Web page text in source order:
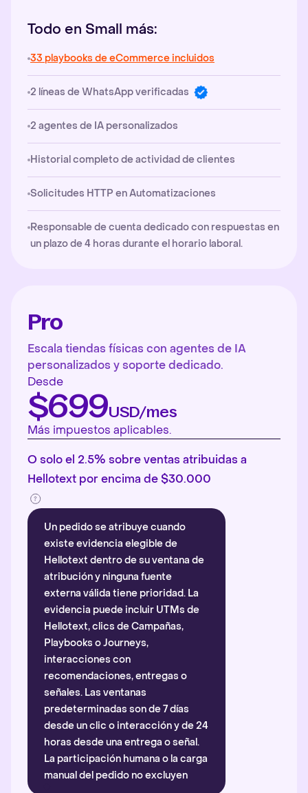
Todo en Small más:
33 playbooks de eCommerce incluidos
2 líneas de WhatsApp verificadas
2 agentes de IA personalizados
Historial completo de actividad de clientes
Solicitudes HTTP en Automatizaciones
Responsable de cuenta dedicado con respuestas en
un plazo de 4 horas durante el horario laboral.
Pro
Escala tiendas físicas con agentes de IA
personalizados y soporte dedicado.
Desde
$699USD/mes
Más impuestos aplicables.
O solo el 2.5% sobre ventas atribuidas a
Hellotext por encima de $30.000
Un pedido se atribuye cuando
existe evidencia elegible de
Hellotext dentro de su ventana de
atribución y ninguna fuente
externa válida tiene prioridad. La
evidencia puede incluir UTMs de
Hellotext, clics de Campañas,
Playbooks o Journeys,
interacciones con
recomendaciones, entregas o
señales. Las ventanas
predeterminadas son de 7 días
desde un clic o interacción y de 24
horas desde una entrega o señal.
La participación humana o la carga
manual del pedido no excluyen